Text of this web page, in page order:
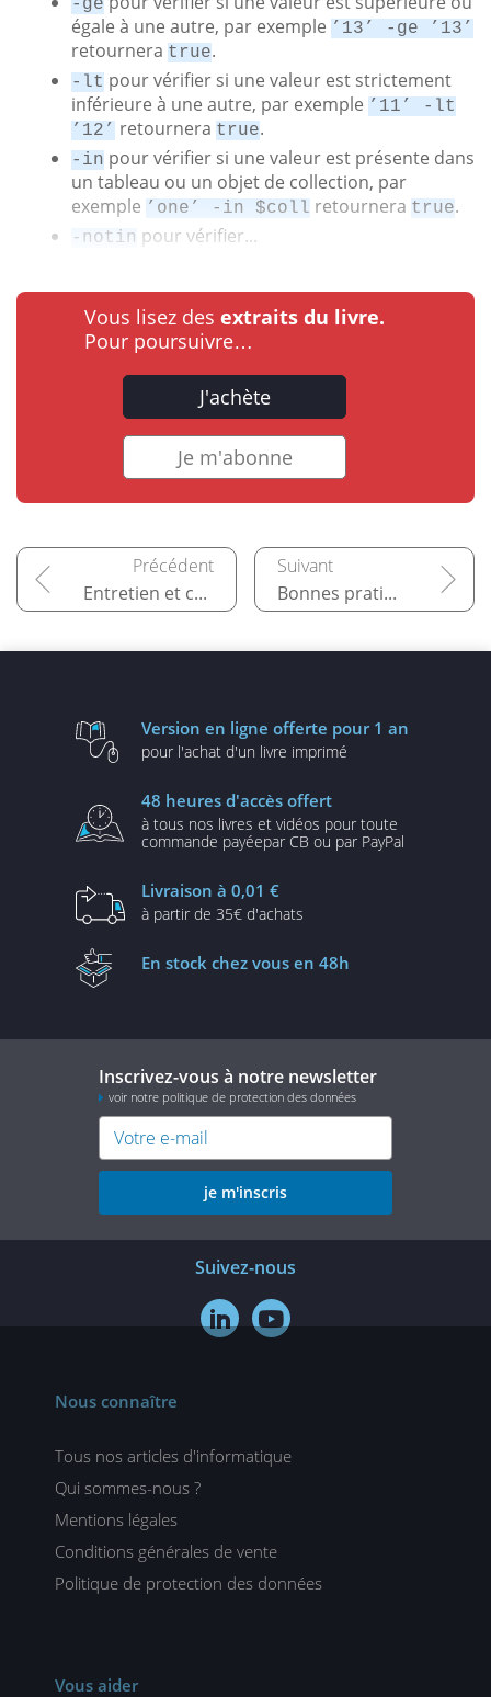
-ge
égale à une autre, par exemple ’13’ -ge ’13’
retournera true.
-lt pour vérifier si une valeur est strictement
inférieure à une autre, par exemple ’11’ -lt
’12’ retournera true.
-in pour vérifier si une valeur est présente dans
un tableau ou un objet de collection, par
exemple ’one’ -in $coll retournera true.
-notin pour vérifier...
Vous lisez des extraits du livre.
Pour poursuivre…
J'achète
Je m'abonne
Entretien et certification Talend Bonnes pratiques
Version en ligne offerte pour 1 an
pour l'achat d'un livre imprimé
48 heures d'accès offert
à tous nos livres et vidéos pour toute
commande payéepar CB ou par PayPal
Livraison à 0,01 €
à partir de 35€ d'achats
En stock chez vous en 48h
Inscrivez-vous à notre newsletter
voir notre politique de protection des données
je m'inscris
Suivez-nous
 
Nous connaître
Tous nos articles d'informatique
Qui sommes-nous ?
Mentions légales
Conditions générales de vente
Politique de protection des données
Vous aider